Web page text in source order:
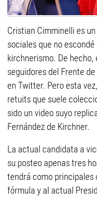
Cristian Cimminelli es
sociales que no
kirchnerismo. De
seguidores del Frente
en Twitter. Pero esta
retuits que suele
sido un video suyo
Fernández de Kirchner.
La actual candidata a
su posteo apenas tres
tendrá como principales
fórmula y al actual